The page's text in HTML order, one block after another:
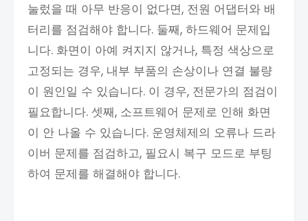
눌렀을 때 아무 반응이 없다면, 전원 어댑터와 배
터리를 점검해야 합니다. 둘째, 하드웨어 문제입
니다. 화면이 아예 켜지지 않거나, 특정 색상으로
고정되는 경우, 내부 부품의 손상이나 연결 불량
이 원인일 수 있습니다. 이 경우, 전문가의 점검이
필요합니다. 셋째, 소프트웨어 문제로 인해 화면
이 안 나올 수 있습니다. 운영체제의 오류나 드라
이버 문제를 점검하고, 필요시 복구 모드로 부팅
하여 문제를 해결해야 합니다.